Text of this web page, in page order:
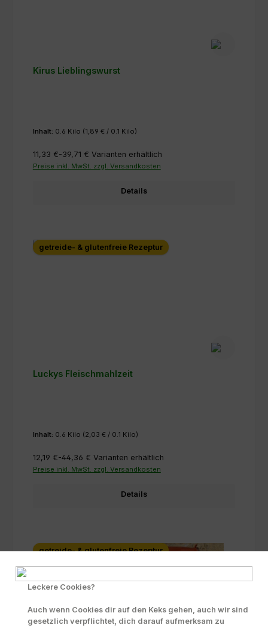
Kirus Lieblingswurst
Inhalt: 0.6 Kilo (1,89 € / 0.1 Kilo)
11,33 €-39,71 € Varianten erhältlich
Preise inkl. MwSt. zzgl. Versandkosten
Details
getreide- & glutenfreie Rezeptur
Luckys Fleischmahlzeit
Inhalt: 0.6 Kilo (2,03 € / 0.1 Kilo)
12,19 €-44,36 € Varianten erhältlich
Preise inkl. MwSt. zzgl. Versandkosten
Details
getreide- & glutenfreie Rezeptur
Leckere Cookies?
Auch wenn Cookies dir auf den Keks gehen, auch wir sind
gesetzlich verpflichtet, dich darauf aufmerksam zu